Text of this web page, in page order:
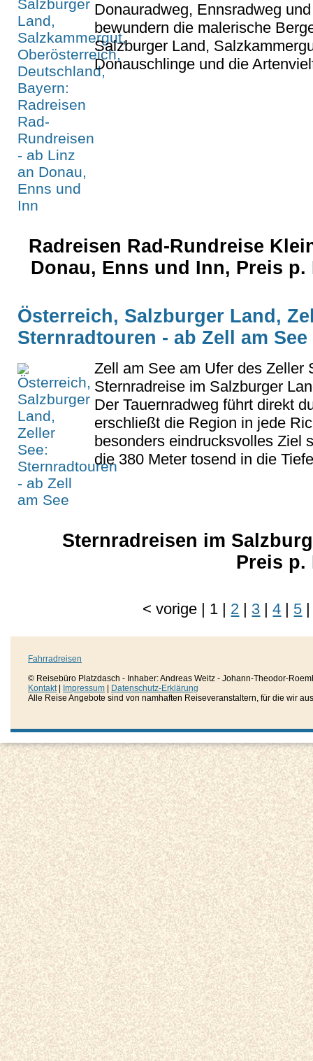
Donauradweg, Ennsradweg
bewundern die malerische
Salzburger Land,
Donauschlinge und die
Radreisen Rad-Rundreise
Donau, Enns und Inn, Preis
Österreich, Salzburger Land,
Sternradtouren - ab Zell am See
Zell am See am Ufer des Zeller
Sternradreise im Salzburger
Der Tauernradweg führt direkt
erschließt die Region in jede
besonders eindrucksvolles Ziel
die 380 Meter tosend in die
Sternradreisen im
Preis p.
<vorige | 1 | 2 | 3 | 4 | 5 |
Fahrradreisen
© Reisebüro Platzdasch - Inhaber: Andreas Weitz - Johann-Theodor-
Kontakt| Impressum
Datenschutz-Erklärung
Alle Reise Angebote sind von namhaften Reiseveranstaltern, für die wir